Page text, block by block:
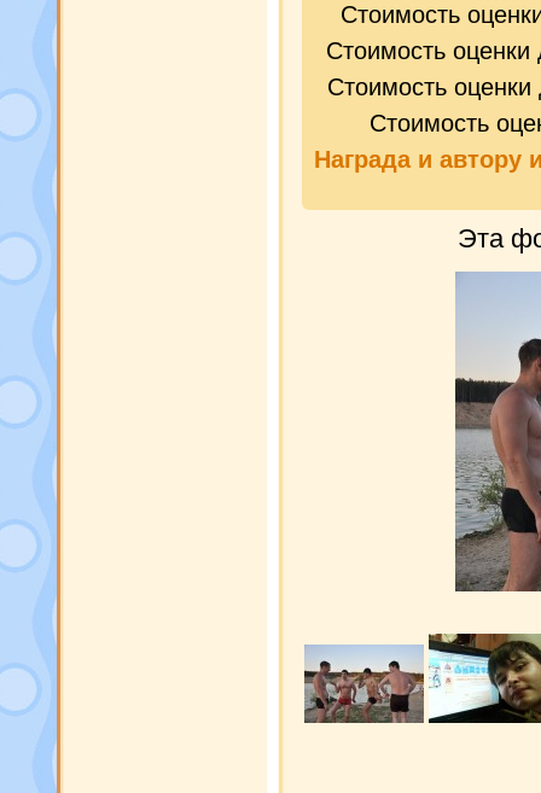
Стоимость
Стоимость
Стоимость
Стоимость
Награда и автору
Эта